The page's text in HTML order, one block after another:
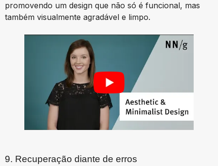
promovendo um design que não só é funcional, mas
também visualmente agradável e limpo.
9. Recuperação diante de erros